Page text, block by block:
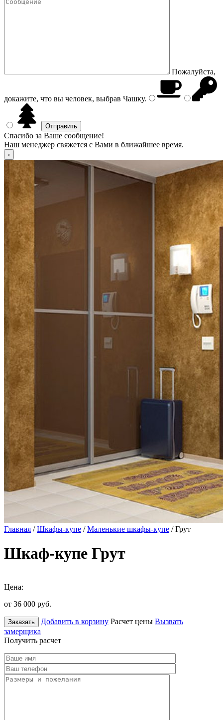
Пожалуйста,
докажите, что вы человек, выбрав Чашку.
Спасибо за Ваше сообщение!
Наш менеджер свяжется с Вами в ближайшее время.
Главная /Шкафы-купе /Маленькие шкафы-купе / Грут
Шкаф-купе Грут
Цена:
от 36 000 руб.
Заказать Добавить в корзину Расчет цены Вызвать
замерщика
Получить расчет